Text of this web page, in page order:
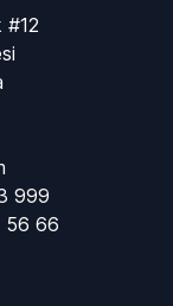
#12
999
56 66